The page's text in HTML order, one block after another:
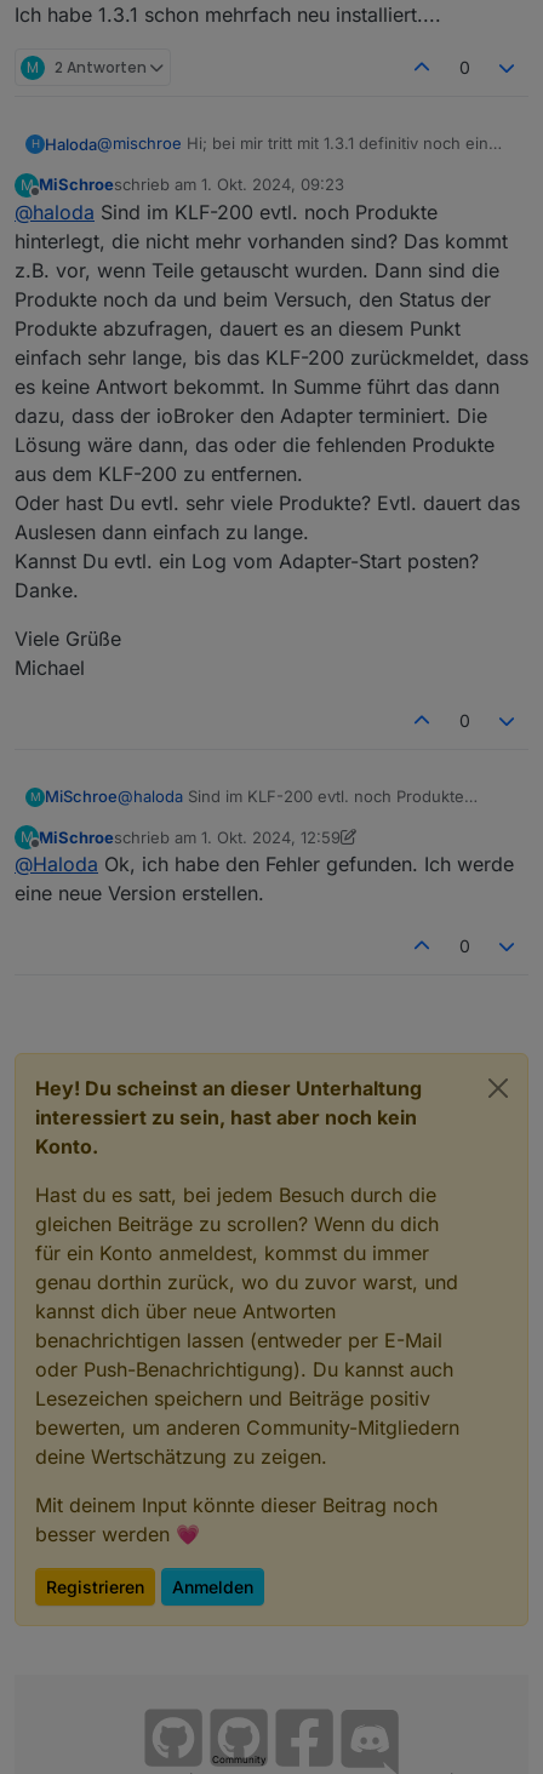
Ich habe 1.3.1 schon mehrfach neu installiert....
M 2 Antworten 0
H Haloda@mischroe Hi; bei mir tritt mit 1.3.1 definitiv noch ein
Ich bekomme immer beim Starten des Adapters
"terminated (adapter_requested_termination): error:
timeout error".
Hatte vorher 1.2.0. Bin nun zurück auf 1.3.0 und siehe
da: Der Adapter startet und es läuft wieder alles.
Ich habe 1.3.1 schon mehrfach neu installiert....
M
Offline
MiSchroeschrieb am 1. Okt. 2024, 09:23
zuletzt editiert von
@haloda Sind im KLF-200 evtl. noch Produkte
hinterlegt, die nicht mehr vorhanden sind? Das kommt
z.B. vor, wenn Teile getauscht wurden. Dann sind die
Produkte noch da und beim Versuch, den Status der
Produkte abzufragen, dauert es an diesem Punkt
einfach sehr lange, bis das KLF-200 zurückmeldet, dass
es keine Antwort bekommt. In Summe führt das dann
dazu, dass der ioBroker den Adapter terminiert. Die
Lösung wäre dann, das oder die fehlenden Produkte
aus dem KLF-200 zu entfernen.
Oder hast Du evtl. sehr viele Produkte? Evtl. dauert das
Auslesen dann einfach zu lange.
Kannst Du evtl. ein Log vom Adapter-Start posten?
Danke.
Viele Grüße
Michael
0
M MiSchroe@haloda Sind im KLF-200 evtl. noch Produkte
kommt z.B. vor, wenn Teile getauscht wurden. Dann
sind die Produkte noch da und beim Versuch, den
Status der Produkte abzufragen, dauert es an
Summe führt das dann dazu, dass der ioBroker den
Oder hast Du evtl. sehr viele Produkte? Evtl. dauert
Kannst Du evtl. ein Log vom Adapter-Start posten?
Danke.
Viele Grüße
Michael
M
Offline
MiSchroeschrieb am 1. Okt. 2024, 12:59
zuletzt editiert von MiSchroe10. Jan. 2024, 14:59
@Haloda Ok, ich habe den Fehler gefunden. Ich werde
eine neue Version erstellen.
0
Hey! Du scheinst an dieser Unterhaltung
interessiert zu sein, hast aber noch kein
Konto.
Hast du es satt, bei jedem Besuch durch die
gleichen Beiträge zu scrollen? Wenn du dich
für ein Konto anmeldest, kommst du immer
genau dorthin zurück, wo du zuvor warst, und
kannst dich über neue Antworten
benachrichtigen lassen (entweder per E-Mail
oder Push-Benachrichtigung). Du kannst auch
Lesezeichen speichern und Beiträge positiv
bewerten, um anderen Community-Mitgliedern
deine Wertschätzung zu zeigen.
Mit deinem Input könnte dieser Beitrag noch
besser werden 💗
Registrieren Anmelden
Community